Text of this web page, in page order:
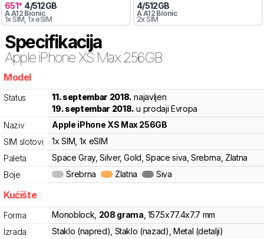
651* 4/512GB
AA12 Bionic
1x SIM, 1x eSIM
4/512GB
AA12 Bionic
2x SIM
Specifikacija
Apple iPhone XS Max 256GB
Model
Status 11. septembar 2018. najavljen
19. septembar 2018. u prodaji Evropa
Naziv
Apple iPhone XS Max 256GB
SIM slotovi
1x SIM , 1x eSIM
Paleta
Space Gray, Silver, Gold, Space siva, Srebrna, Zlatna
Boje
Srebrna Zlatna Siva
Kućište
Forma Monoblock 208 grama 157.5x77.4x7.7 mm
Izrada
Staklo (napred), Staklo (nazad), Metal (detalji)